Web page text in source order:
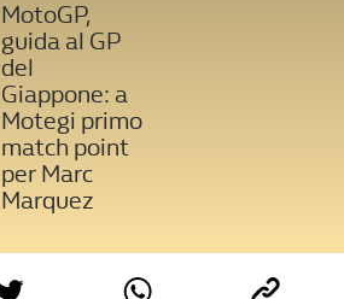
MotoGP,
guida al GP
del
Giappone: a
Motegi primo
match point
per Marc
Marquez